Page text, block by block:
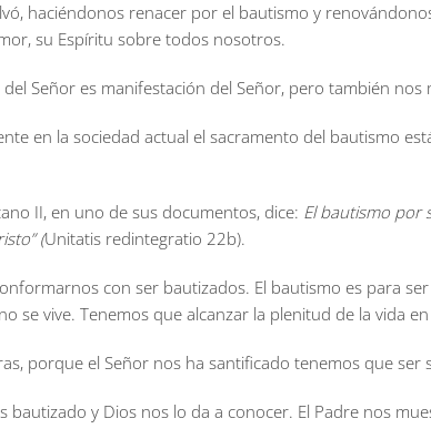
haciéndonos renacer por el bautismo y
su Espíritu sobre todos nosotros.
Señor es manifestación del Señor, pero también
en la sociedad actual el sacramento del bautismo
II, en uno de sus documentos, dice: El bautismo por
(Unitatis redintegratio 22b).
con ser bautizados. El bautismo es para
se vive. Tenemos que alcanzar la plenitud de la vida
porque el Señor nos ha santificado tenemos que ser
bautizado y Dios nos lo da a conocer. El Padre nos